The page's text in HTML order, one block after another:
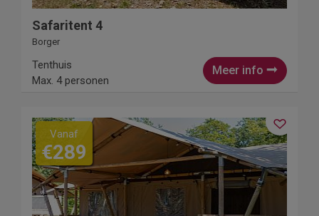
Safaritent 4
Borger
Meer info
Tenthuis
Max. 4 personen
Vanaf
€289